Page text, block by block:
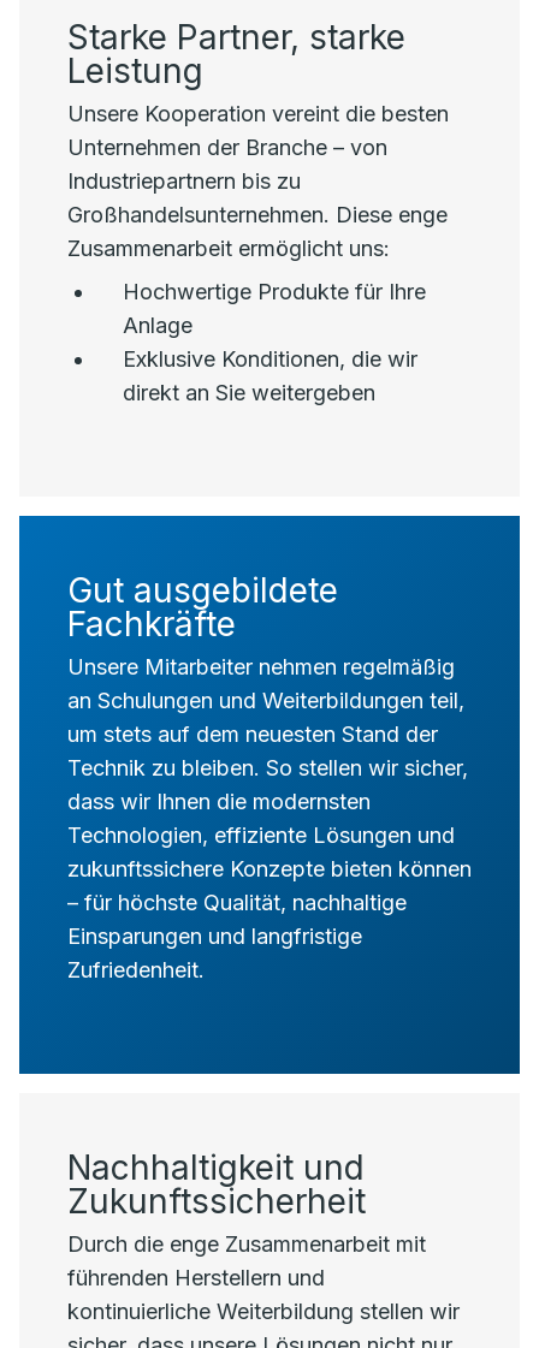
Starke Partner, starke
Leistung
Unsere Kooperation vereint die besten
Unternehmen der Branche – von
Industriepartnern bis zu
Großhandelsunternehmen. Diese enge
Zusammenarbeit ermöglicht uns:
Hochwertige Produkte für Ihre
Anlage
Exklusive Konditionen, die wir
direkt an Sie weitergeben
Gut ausgebildete
Fachkräfte
Unsere Mitarbeiter nehmen regelmäßig
an Schulungen und Weiterbildungen teil,
um stets auf dem neuesten Stand der
Technik zu bleiben. So stellen wir sicher,
dass wir Ihnen die modernsten
Technologien, effiziente Lösungen und
zukunftssichere Konzepte bieten können
– für höchste Qualität, nachhaltige
Einsparungen und langfristige
Zufriedenheit.
Nachhaltigkeit und
Zukunftssicherheit
Durch die enge Zusammenarbeit mit
führenden Herstellern und
kontinuierliche Weiterbildung stellen wir